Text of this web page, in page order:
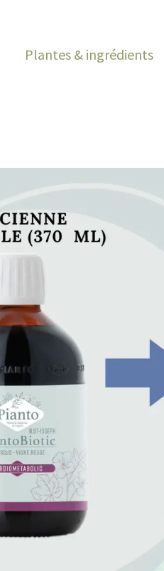
​ Plantes & ingrédients